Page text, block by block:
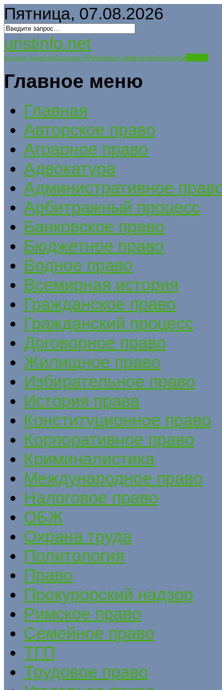
Пятница, 07.08.2026
uristinfo.net
Історія УкраїниИстория РФИсковые заявленияКонтакты
Главное меню
Главная
Авторское право
Аграрное право
Адвокатура
Административное
Арбитражный процесс
Банковское право
Бюджетное право
Водное право
Всемирная история
Гражданское право
Гражданский процесс
Договорное право
Жилищное право
Избирательное право
История права
Конституционное право
Корпоративное право
Криминалистика
Международное право
Налоговое право
ОБЖ
Охрана труда
Политология
Право
Прокурорский надзор
Римское право
Семейное право
ТГП
Трудовое право